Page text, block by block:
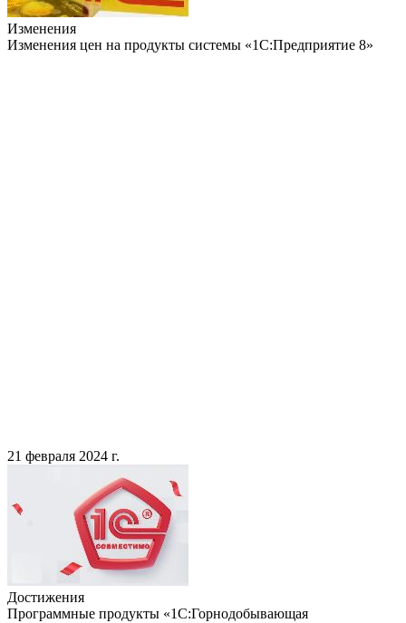
Изменения
Изменения цен на продукты системы «1С:Предприятие 8»
21 февраля 2024 г.
Достижения
Программные продукты «1С:Горнодобывающая